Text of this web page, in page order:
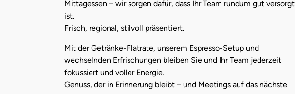
Mittagessen – wir sorgen dafür, dass Ihr Team rundum gut versorgt
ist.
Frisch, regional, stilvoll präsentiert.
Mit der Getränke-Flatrate, unserem Espresso-Setup und
wechselnden Erfrischungen bleiben Sie und Ihr Team jederzeit
fokussiert und voller Energie.
Genuss, der in Erinnerung bleibt – und Meetings auf das nächste